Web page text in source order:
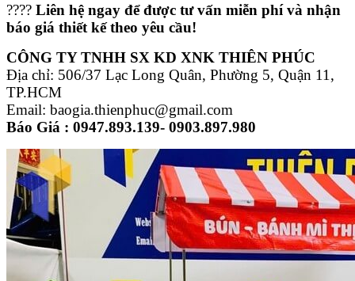
???? Liên hệ ngay để được tư vấn miễn phí và nhận
báo giá thiết kế theo yêu cầu!
CÔNG TY TNHH SX KD XNK THIÊN PHÚC
Địa chỉ: 506/37 Lạc Long Quân, Phường 5, Quận 11,
TP.HCM
Email: baogia.thienphuc@gmail.com
Báo Giá : 0947.893.139- 0903.897.980